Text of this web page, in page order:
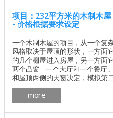
项目：232平方米的木制木
- 价格根据要求设定
一个木制木屋的项目，从一个复
风格取决于屋顶的形状，一方面
的几个棚屋进入房屋，另一方面
两个凸窗 - 一个大厅和一个餐厅
和屋顶两侧的天窗决定，模拟第
房屋的隔热特性，而且使其更加
房间的目的可以根据客户的意愿
算基础价格 所有建筑工程在建房
最佳项目 墙壁材料最佳住宅项目
more